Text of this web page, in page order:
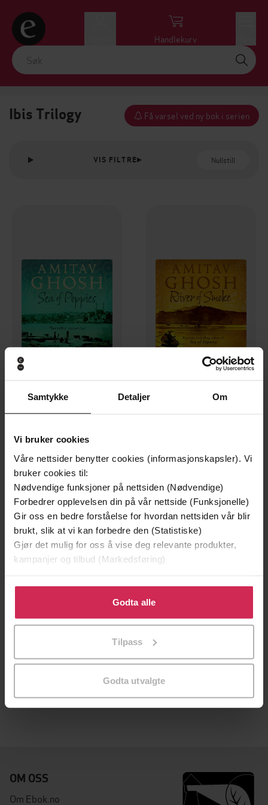
Samtykke Detaljer Om
Vi bruker cookies
Våre nettsider benytter cookies (informasjonskapsler). Vi
bruker cookies til:
Nødvendige funksjoner på nettsiden (Nødvendige)
Forbedrer opplevelsen din på vår nettside (Funksjonelle)
Gir oss en bedre forståelse for hvordan nettsiden vår blir
brukt, slik at vi kan forbedre den (Statistiske)
Gjør det mulig for oss å vise deg relevante produkter,
kampanjer og tilbud (Markedsføring)
Klikk på «Godta alle» for å gi oss ditt samtykke til å
bruke cookies for alle disse formålene. Du kan også
tilpasse ditt samtykke til spesifikke formål ved å klikke
Godta alle
Tilpass
Godta utvalgte
Handlekurv
Ibis Trilogy Få varsel ved ny bok i serien
VIS FILTRE Nullstill
236,-
Sea of Poppies
Amitav Ghosh
236,-
River of Smoke
Amitav Ghosh
236,-
OM OSS
Om Ebok.no